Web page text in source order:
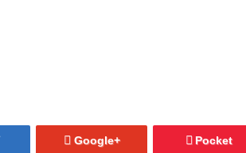
Google+ Pocket